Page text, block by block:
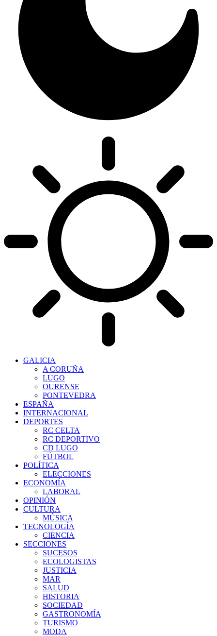
GALICIA
A CORUÑA
LUGO
OURENSE
PONTEVEDRA
ESPAÑA
INTERNACIONAL
DEPORTES
RC CELTA
RC DEPORTIVO
CD LUGO
FÚTBOL
POLÍTICA
ELECCIONES
ECONOMÍA
LABORAL
OPINIÓN
CULTURA
MÚSICA
TECNOLOGÍA
CIENCIA
SECCIONES
SUCESOS
ECOLOGISTAS
JUSTICIA
MAR
SALUD
HISTORIA
SOCIEDAD
GASTRONOMÍA
TURISMO
MODA